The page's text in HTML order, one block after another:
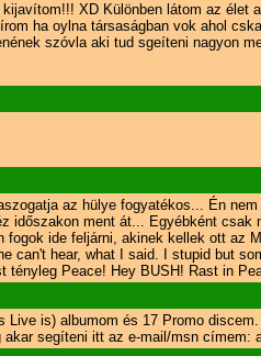
XD Különben látom az
ha oylna társaságban vok ahol
szóvla aki tud sgeíteni nagyon
az hülye fogyatékos... Én
időszakon ment át... Egyébként
ide feljárni, akinek kellek ott
can't hear, what I said. I stupid but
Peace! Hey BUSH! Rast in
is) albumom és 17 Promo
segíteni itt az e-mail/msn címem: